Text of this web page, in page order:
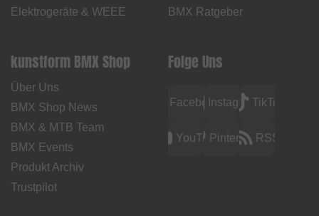
Elektrogeräte & WEEE
BMX Ratgeber
kunstform BMX Shop
Über Uns
BMX Shop News
BMX & MTB Team
BMX Events
Produkt Archiv
Trustpilot
Folge Uns
FacebookInstagramTikTok
YouTubePinterest RSS